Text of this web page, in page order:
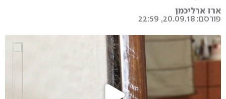
ארז ארליכמן
פורסם: 20.09.18, 22:59